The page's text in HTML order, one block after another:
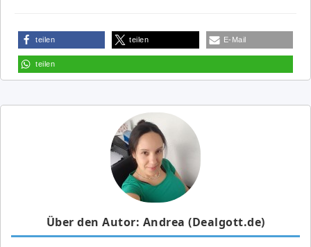
teilen teilen E-Mail
teilen
Über den Autor: Andrea (Dealgott.de)